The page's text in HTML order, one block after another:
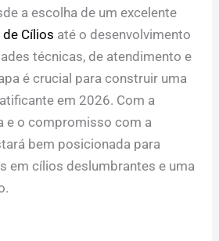
a escolha de um excelente
Cílios até o desenvolvimento
técnicas, de atendimento e
é crucial para construir uma
em 2026. Com a
e o compromisso com a
bem posicionada para
em cílios deslumbrantes e uma